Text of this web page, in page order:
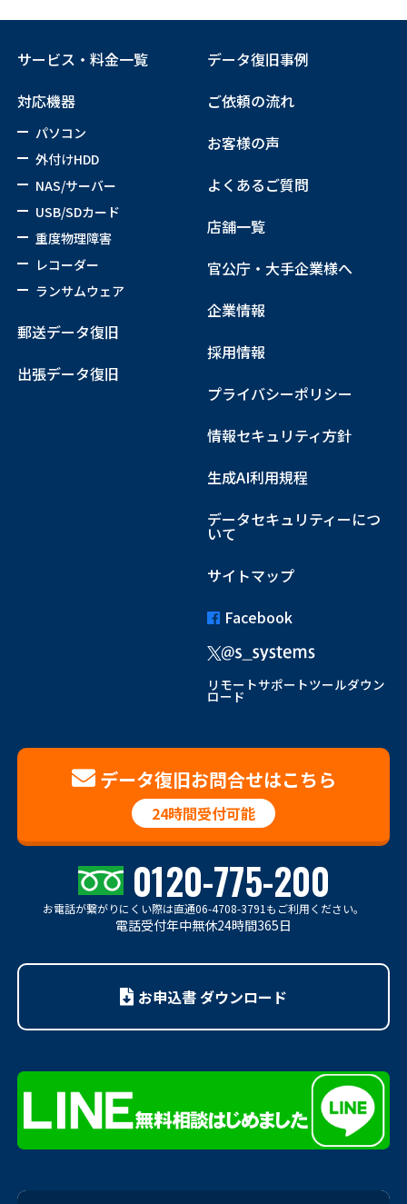
サービス・料金一覧
対応機器
パソコン
外付けHDD
NAS/サーバー
USB/SDカード
重度物理障害
レコーダー
ランサムウェア
郵送データ復旧
出張データ復旧
データ復旧事例
ご依頼の流れ
お客様の声
よくあるご質問
店舗一覧
官公庁・大手企業様へ
企業情報
採用情報
プライバシーポリシー
情報セキュリティ方針
生成AI利用規程
データセキュリティーにつ
いて
サイトマップ
Facebook
リモートサポートツールダウン
ロード
データ復旧お問合せはこちら
24時間受付可能
0120-775-200
お電話が繋がりにくい際は直通06-4708-3791もご利用ください。
電話受付年中無休24時間365日
お申込書 ダウンロード